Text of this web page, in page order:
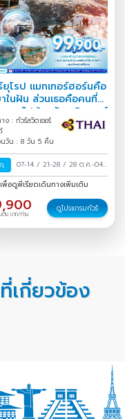
ยุโรป แมทเทอร์ฮอร์นคือ
าในฝัน ส่วนเธอคือคนที่
ากพาไปด้วยกัน สวิตเซอร์
ด์ - อิตาลี 8 วัน 5
ง : ทัวร์สวิตเซอร์
นวัน : 8 วัน 5 คืน
. 07-14 / 21-28 / 28 ต.ค.-04
พ.ย./
พื่อดูพีเรียดเดินทางเพิ่มเติม
มต้น บาท/ท่าน
ดูโปรแกรมทัวร์
เกี่ยวข้อง